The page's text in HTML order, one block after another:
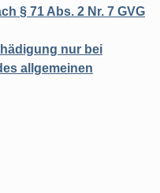
§ 71 Abs. 2 Nr. 7 GVG
nur bei
allgemeinen